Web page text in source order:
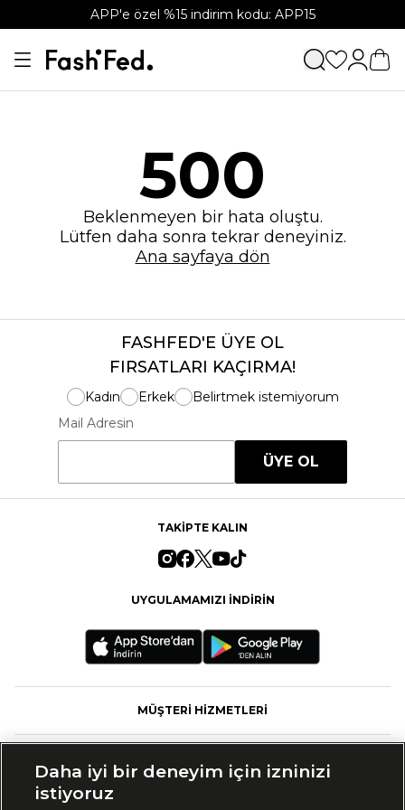
APP'e özel %15 indirim kodu: APP15
500
Beklenmeyen bir hata oluştu.
Lütfen daha sonra tekrar deneyiniz.
Ana sayfaya dön
FASHFED'E ÜYE OL
FIRSATLARI KAÇIRMA!
Kadın Erkek
Belirtmek istemiyorum
Mail Adresin
ÜYE OL
TAKİPTE KALIN
UYGULAMAMIZI İNDİRİN
MÜŞTERİ HİZMETLERİ
Daha iyi bir deneyim için izninizi
istiyoruz